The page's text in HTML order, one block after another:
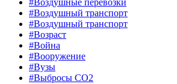
#Воздушные перевозки
#Воздушный транспорт
#Воздушный транспорт
#Возраст
#Война
#Вооружение
#Вузы
#Выбросы CO2